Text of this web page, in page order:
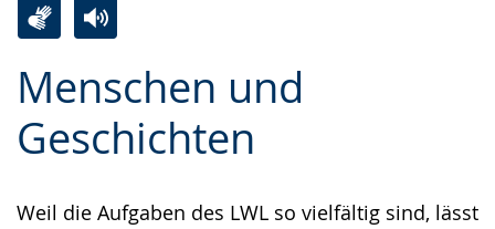
Menschen und
Geschichten
Weil die Aufgaben des LWL so vielfältig sind, lässt
Leichten
Sprache
wechseln.
Audio-
Unterstützung.
Video
in
Deutscher
wird